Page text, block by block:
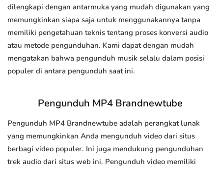
dilengkapi dengan antarmuka yang mudah digunakan yang
memungkinkan siapa saja untuk menggunakannya tanpa
memiliki pengetahuan teknis tentang proses konversi audio
atau metode pengunduhan. Kami dapat dengan mudah
mengatakan bahwa pengunduh musik selalu dalam posisi
populer di antara pengunduh saat ini.
Pengunduh MP4 Brandnewtube
Pengunduh MP4 Brandnewtube adalah perangkat lunak
yang memungkinkan Anda mengunduh video dari situs
berbagi video populer. Ini juga mendukung pengunduhan
trek audio dari situs web ini. Pengunduh video memiliki